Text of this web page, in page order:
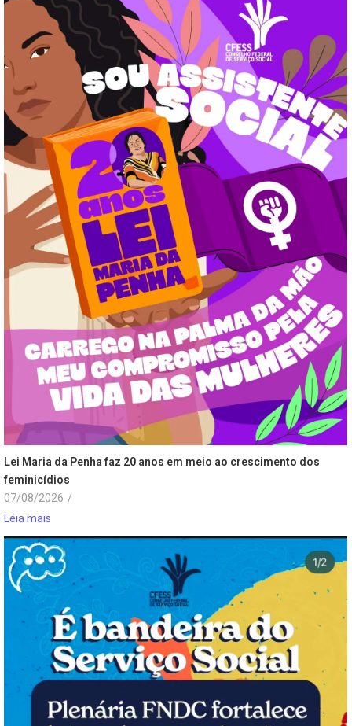
Lei Maria da Penha faz 20 anos em meio ao crescimento dos
feminicídios
07/08/2026 /
Leia mais